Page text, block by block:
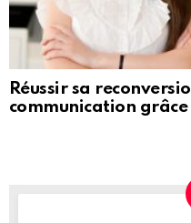
Réussir sa
communication